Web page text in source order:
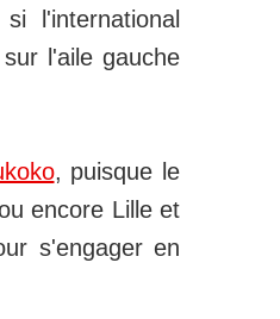
l'international
l'aile gauche
, puisque le
encore Lille et
s'engager en